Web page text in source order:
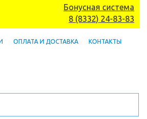
Бонусная система
8 (8332) 24-83-83
ОПЛАТА И ДОСТАВКА КОНТАКТЫ